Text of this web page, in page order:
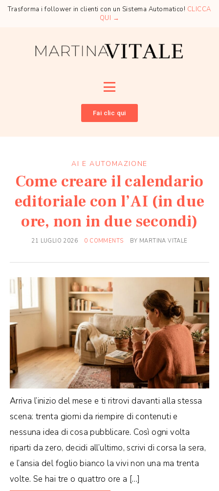
Trasforma i follower in clienti con un Sistema Automatico! CLICCA
QUI →
Fai clic qui
AI E AUTOMAZIONE
Come creare il calendario
editoriale con l’AI (in due
ore, non in due secondi)
21 LUGLIO 2026 0 COMMENTS BY MARTINA VITALE
Arriva l’inizio del mese e ti ritrovi davanti alla stessa
scena: trenta giorni da riempire di contenuti e
nessuna idea di cosa pubblicare. Così ogni volta
riparti da zero, decidi all’ultimo, scrivi di corsa la sera,
e l’ansia del foglio bianco la vivi non una ma trenta
volte. Se hai tre o quattro ore a […]